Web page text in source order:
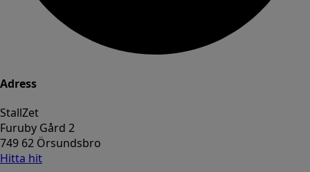
Adress
StallZet
Furuby Gård 2
749 62 Örsundsbro
Hitta hit